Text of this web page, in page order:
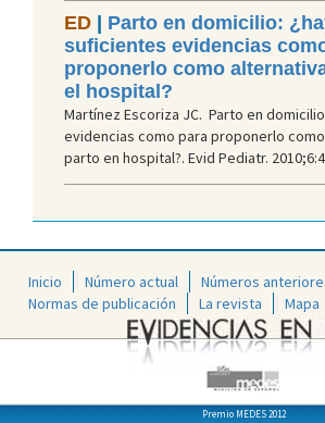
ED | Parto en domicilio:
suficientes evidencias
proponerlo como
el hospital?
Martínez Escoriza JC. Parto en
evidencias como para proponerlo
parto en hospital?. Evid Pediatr.
Inicio Número actual
Números
Normas de publicación
La revista Mapa
Premio MEDES 2012